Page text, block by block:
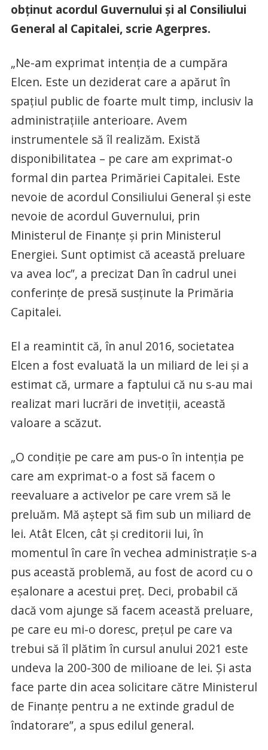
obţinut acordul Guvernului şi al Consiliului
General al Capitalei, scrie Agerpres.
„Ne-am exprimat intenţia de a cumpăra
Elcen. Este un deziderat care a apărut în
spaţiul public de foarte mult timp, inclusiv la
administraţiile anterioare. Avem
instrumentele să îl realizăm. Există
disponibilitatea – pe care am exprimat-o
formal din partea Primăriei Capitalei. Este
nevoie de acordul Consiliului General şi este
nevoie de acordul Guvernului, prin
Ministerul de Finanţe şi prin Ministerul
Energiei. Sunt optimist că această preluare
va avea loc”, a precizat Dan în cadrul unei
conferinţe de presă susţinute la Primăria
Capitalei.
El a reamintit că, în anul 2016, societatea
Elcen a fost evaluată la un miliard de lei şi a
estimat că, urmare a faptului că nu s-au mai
realizat mari lucrări de invetiţii, această
valoare a scăzut.
„O condiţie pe care am pus-o în intenţia pe
care am exprimat-o a fost să facem o
reevaluare a activelor pe care vrem să le
preluăm. Mă aştept să fim sub un miliard de
lei. Atât Elcen, cât şi creditorii lui, în
momentul în care în vechea administraţie s-a
pus această problemă, au fost de acord cu o
eşalonare a acestui preţ. Deci, probabil că
dacă vom ajunge să facem această preluare,
pe care eu mi-o doresc, preţul pe care va
trebui să îl plătim în cursul anului 2021 este
undeva la 200-300 de milioane de lei. Şi asta
face parte din acea solicitare către Ministerul
de Finanţe pentru a ne extinde gradul de
îndatorare”, a spus edilul general.